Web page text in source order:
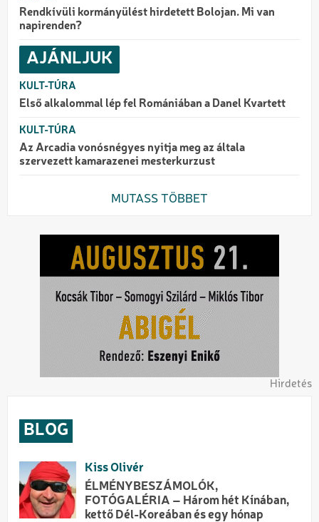
Rendkívüli kormányülést hirdetett Bolojan. Mi van
napirenden?
AJÁNLJUK
KULT-TÚRA
Első alkalommal lép fel Romániában a Danel Kvartett
KULT-TÚRA
Az Arcadia vonósnégyes nyitja meg az általa
szervezett kamarazenei mesterkurzust
MUTASS TÖBBET
Hirdetés
BLOG
Kiss Olivér
ÉLMÉNYBESZÁMOLÓK,
FOTÓGALÉRIA – Három hét Kínában,
kettő Dél-Koreában és egy hónap